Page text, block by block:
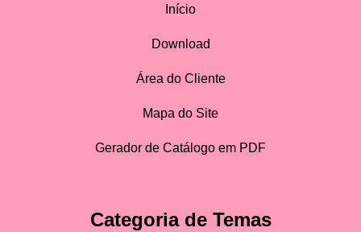
Início
Download
Área do Cliente
Mapa do Site
Gerador de Catálogo em PDF
Categoria de Temas